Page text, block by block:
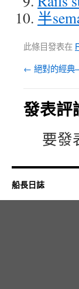
半
此條目發表在
← 絕對的經典
發表評
要發
船長日誌